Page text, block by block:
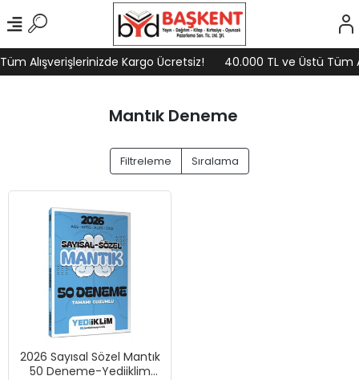
Alışverişlerinizde Kargo Ücretsiz! 40.000 TL ve Üstü Tüm
Mantık Deneme
Filtreleme Sıralama
2026 Sayısal Sözel Mantık
50 Deneme-Yediiklim